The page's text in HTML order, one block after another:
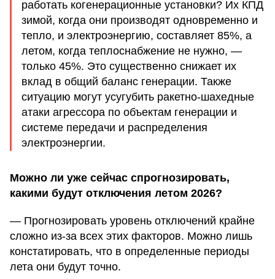
работать когенерационные установки? Их КПД
зимой, когда они производят одновременно и
тепло, и электроэнергию, составляет 85%, а
летом, когда теплоснабжение не нужно, —
только 45%. Это существенно снижает их
вклад в общий баланс генерации. Также
ситуацию могут усугубить ракетно-шахедные
атаки агрессора по объектам генерации и
системе передачи и распределения
электроэнергии.
Можно ли уже сейчас спрогнозировать,
какими будут отключения летом 2026?
— Прогнозировать уровень отключений крайне
сложно из-за всех этих факторов. Можно лишь
констатировать, что в определенные периоды
лета они будут точно.